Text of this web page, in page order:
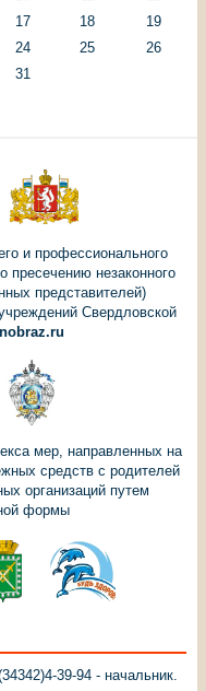
17 18
19
24 25
26
31
и профессионального
пресечению незаконного
представителей)
Свердловской
мер, направленных на
средств с родителей
организаций путем
формы
39-94 - начальник.